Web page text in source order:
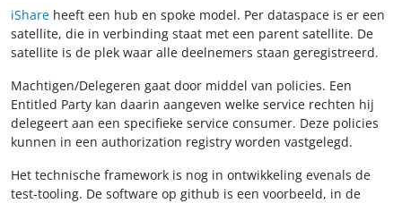
iShare heeft een hub en spoke model. Per dataspace is er een
satellite, die in verbinding staat met een parent satellite. De
satellite is de plek waar alle deelnemers staan geregistreerd.
Machtigen/Delegeren gaat door middel van policies. Een
Entitled Party kan daarin aangeven welke service rechten hij
delegeert aan een specifieke service consumer. Deze policies
kunnen in een authorization registry worden vastgelegd.
Het technische framework is nog in ontwikkeling evenals de
test-tooling. De software op github is een voorbeeld, in de